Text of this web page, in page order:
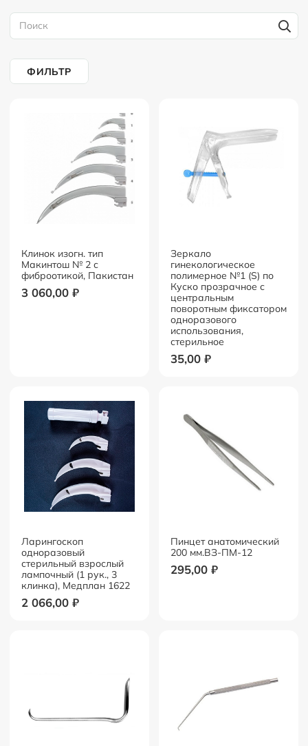
ФИЛЬТР
Клинок изогн. тип
Макинтош № 2 с
фиброотикой, Пакистан
3 060,00 ₽
Зеркало
гинекологическое
полимерное №1 (S) по
Куско прозрачное с
центральным
поворотным фиксатором
одноразового
использования,
стерильное
35,00 ₽
Ларингоскоп
одноразовый
стерильный взрослый
лампочный (1 рук., 3
клинка), Медплан 1622
2 066,00 ₽
Пинцет анатомический
200 мм.ВЗ-ПМ-12
295,00 ₽